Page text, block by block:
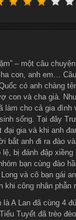
– một câu
con, anh em…
có anh chàng
con và cha già.
làm cho cả gia đình
sống. Tại đây
đại gia và khi anh
bắt anh đi ra đào
bị đánh đập
bạn cùng đào
và cô bạn gái
khi công nhân
A Lan đã cùng 4
Tuyết đã trèo